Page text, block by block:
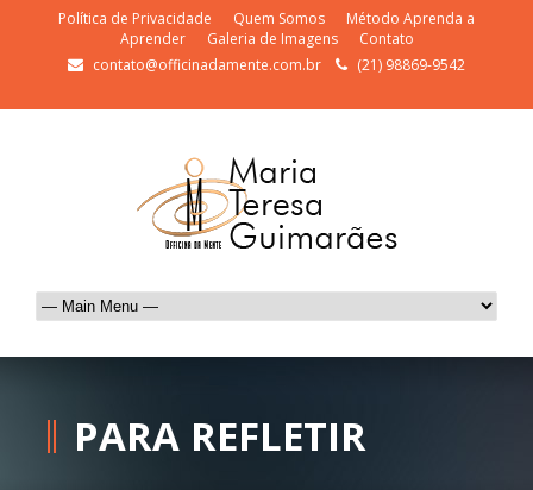
Política de Privacidade Quem Somos
Método Aprenda a
Aprender
Galeria de Imagens
Contato
contato@officinadamente.com.br
(21) 98869-9542
PARA REFLETIR